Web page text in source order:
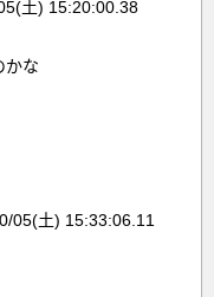
土) 15:20:00.38
かな
05(土) 15:33:06.11